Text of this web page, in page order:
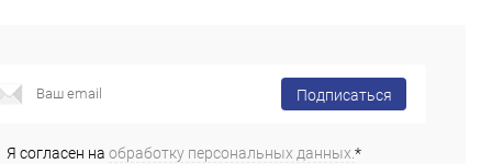
Подписаться
Я согласен на обработку персональных данных.*